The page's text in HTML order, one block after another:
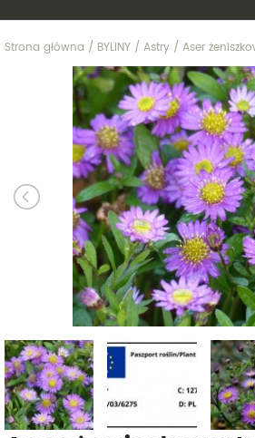
Strona główna / BYLINY / Astry / Aser